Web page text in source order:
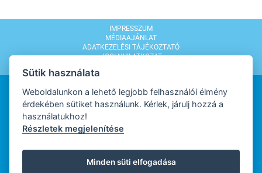
IMPRESSZUM
MÉDIAAJÁNLAT
ADATKEZELÉSI TÁJÉKOZTATÓ
JOGI NYILATKOZAT
WEBDESIGN
Sütik használata
Weboldalunkon a lehető legjobb felhasználói élmény
érdekében sütiket használunk. Kérlek, járulj hozzá a
használatukhoz!
Részletek megjelenítése
Minden süti elfogadása